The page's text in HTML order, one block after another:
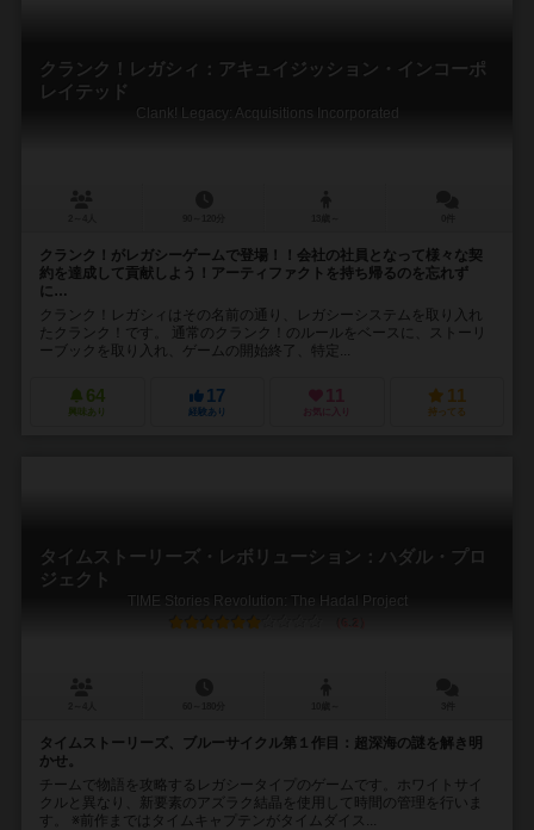
クランク！レガシィ：アキュイジッション・インコーポ
レイテッド
Clank! Legacy: Acquisitions Incorporated
クランク！がレガシーゲームで登場！！会社の社員となって様々な契
約を達成して貢献しよう！アーティファクトを持ち帰るのを忘れず
に…
クランク！レガシィはその名前の通り、レガシーシステムを取り入れ
たクランク！です。 通常のクランク！のルールをベースに、ストーリ
ーブックを取り入れ、ゲームの開始終了、特定...
64
興味あり
17
経験あり
11
お気に入り
11
持ってる
タイムストーリーズ・レボリューション：ハダル・プロ
ジェクト
TIME Stories Revolution: The Hadal Project
タイムストーリーズ、ブルーサイクル第１作目：超深海の謎を解き明
かせ。
チームで物語を攻略するレガシータイプのゲームです。ホワイトサイ
クルと異なり、新要素のアズラク結晶を使用して時間の管理を行いま
す。 ※前作まではタイムキャプテンがタイムダイス...